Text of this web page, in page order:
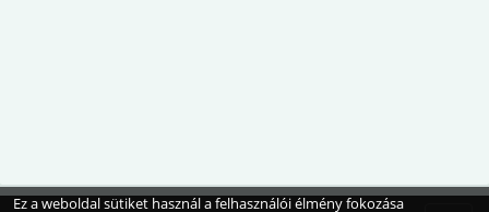
Ez a weboldal sütiket használ a felhasználói élmény fokozása